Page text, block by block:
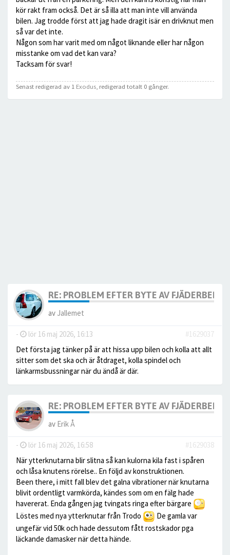
kör rakt fram också. Det är så illa att man inte vill använda
bilen. Jag trodde först att jag hade dragit isär en drivknut men
så var det inte.
Någon som har varit med om något liknande eller har någon
misstanke om vad det kan vara?
Tacksam för svar!
Senast redigerad av 1 Exodus , redigerad totalt 0 gånger.
RE: PROBLEM EFTER BYTE AV FJÄDERBEN.
av Jallemet
- lör 16 maj 2026, 16:13
#1629037
Det första jag tänker på är att hissa upp bilen och kolla att allt
sitter som det ska och är åtdraget, kolla spindel och
länkarmsbussningar när du ändå är där.
RE: PROBLEM EFTER BYTE AV FJÄDERBEN.
av Erik Å
- lör 16 maj 2026, 16:58
#1629038
När ytterknutarna blir slitna så kan kulorna kila fast i spåren
och låsa knutens rörelse.. En följd av konstruktionen.
Been there, i mitt fall blev det galna vibrationer när knutarna
blivit ordentligt varmkörda, kändes som om en fälg hade
havererat. Enda gången jag tvingats ringa efter bärgare
Löstes med nya ytterknutar från Trodo
De gamla var
ungefär vid 50k och hade dessutom fått rostskador pga
läckande damasker när detta hände.